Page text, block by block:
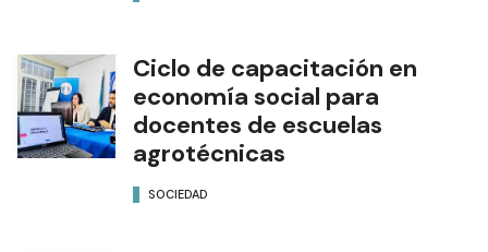
Ciclo de capacitación en
economía social para
docentes de escuelas
agrotécnicas
SOCIEDAD